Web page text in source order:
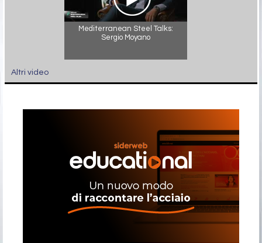
Mediterranean Steel Talks:
Sergio Moyano
Altri video